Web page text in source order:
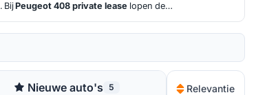
BijPeugeot 408 private lease lopen de
opties. HelloLease helpt je om die
Nieuwe auto's 5 Relevantie